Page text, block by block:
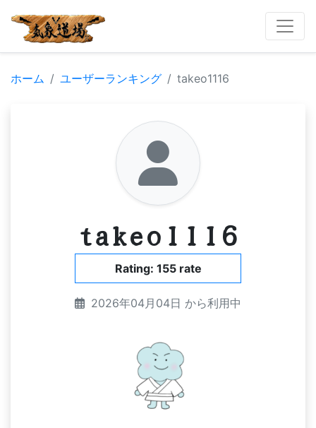
ホーム ユーザーランキング takeo1116
takeo1116
Rating: 155 rate
2026年04月04日 から利用中